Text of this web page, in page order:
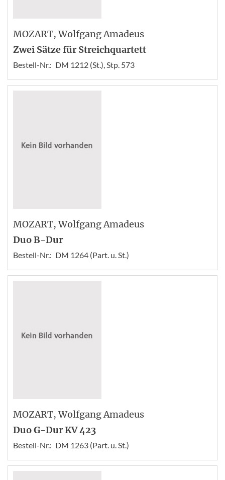
MOZART, Wolfgang Amadeus
Zwei Sätze für Streichquartett
Bestell-Nr.: DM 1212 (St.), Stp. 573
MOZART, Wolfgang Amadeus
Duo B-Dur
Bestell-Nr.: DM 1264 (Part. u. St.)
MOZART, Wolfgang Amadeus
Duo G-Dur KV 423
Bestell-Nr.: DM 1263 (Part. u. St.)